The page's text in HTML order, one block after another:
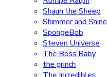
Shaun the Sheep
Shimmer and Shine
SpongeBob
Steven Universe
The Boss Baby
the grinch